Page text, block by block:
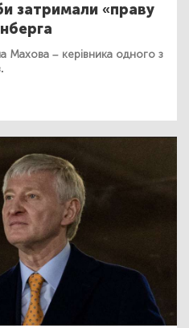
затримали «праву
Махова – керівника одного з